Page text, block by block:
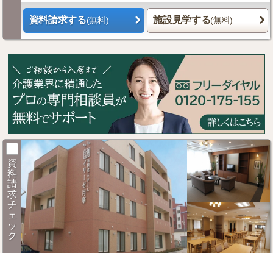
資料請求する(無料) 施設見学する(無料)
資
料
請
求
チ
ェ
ッ
ク